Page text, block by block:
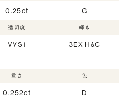
0.25ct G
透明度
VVS1
輝き
3EX H&C
重さ
0.252ct
色
D